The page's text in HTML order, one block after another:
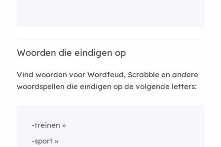
Woorden die eindigen op
Vind woorden voor Wordfeud, Scrabble en andere
woordspellen die eindigen op de volgende letters:
-treinen
-sport